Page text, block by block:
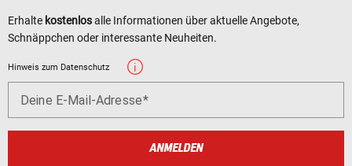
Erhalte kostenlosalle Informationen über aktuelle Angebote,
Schnäppchen oder interessante Neuheiten.
Hinweis zum Datenschutz
Deine E-Mail-Adresse
ANMELDEN